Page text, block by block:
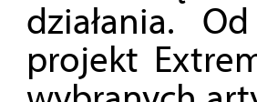
działania.
projekt